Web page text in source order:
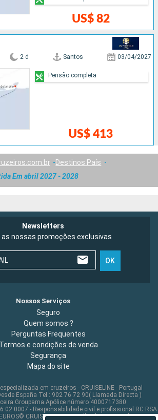
US$ 82
2 d Santos 03/04/2027
US$ 413
Pensão completa
Destinos País
Em abril 2027 - 2028
Newsletters
as nossas promoções exclusivas
OK
Nossos Serviços
Seguro
Quem somos ?
Perguntas Frequentes
Termos e condições de venda
Segurança
Mapa do site
em cruzeiros - CRUISELINE - Portugal
España Tel : 902 76 72 90( Llamada Directa )
Groupama Apólice número 4000717380
02 0007 - Responsabilidade civil e profissional RC RSA
CRUISELINE 2026 - all rights reserved